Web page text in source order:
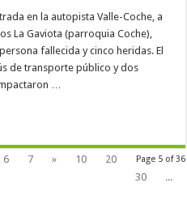
en la autopista Valle-Coche, a
La Gaviota (parroquia Coche),
fallecida y cinco heridas. El
de transporte público y dos
…
Page 5 of 36
6 7 » 10
20
30
...